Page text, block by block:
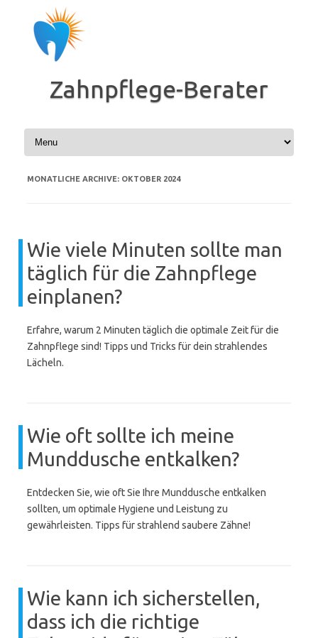
springen
Zahnpflege-Berater
MONATLICHE ARCHIVE: OKTOBER 2024
Wie viele Minuten sollte man
täglich für die Zahnpflege
einplanen?
Erfahre, warum 2 Minuten täglich die optimale Zeit für die
Zahnpflege sind! Tipps und Tricks für dein strahlendes
Lächeln.
Wie oft sollte ich meine
Munddusche entkalken?
Entdecken Sie, wie oft Sie Ihre Munddusche entkalken
sollten, um optimale Hygiene und Leistung zu
gewährleisten. Tipps für strahlend saubere Zähne!
Wie kann ich sicherstellen,
dass ich die richtige